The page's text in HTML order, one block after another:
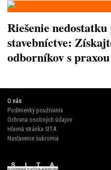
Riešenie
stavebníctve:
odborníkov s
O nás
Podmienky používania
Ochrana osobných údajov
Hlavná stránka SITA
Nastavenie sukromia